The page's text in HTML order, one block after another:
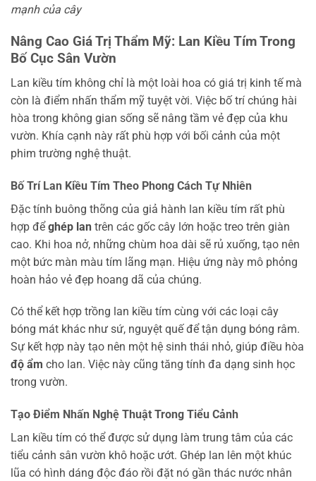
mạnh của cây
Nâng Cao Giá Trị Thẩm Mỹ: Lan Kiều Tím Trong
Bố Cục Sân Vườn
Lan kiều tím không chỉ là một loài hoa có giá trị kinh tế mà
còn là điểm nhấn thẩm mỹ tuyệt vời. Việc bố trí chúng hài
hòa trong không gian sống sẽ nâng tầm vẻ đẹp của khu
vườn. Khía cạnh này rất phù hợp với bối cảnh của một
phim trường nghệ thuật.
Bố Trí Lan Kiều Tím Theo Phong Cách Tự Nhiên
Đặc tính buông thõng của giả hành lan kiều tím rất phù
hợp đểghép lan trên các gốc cây lớn hoặc treo trên giàn
cao. Khi hoa nở, những chùm hoa dài sẽ rủ xuống, tạo nên
một bức màn màu tím lãng mạn. Hiệu ứng này mô phỏng
hoàn hảo vẻ đẹp hoang dã của chúng.
Có thể kết hợp trồng lan kiều tím cùng với các loại cây
bóng mát khác như sứ, nguyệt quế để tận dụng bóng râm.
Sự kết hợp này tạo nên một hệ sinh thái nhỏ, giúp điều hòa
độ ẩm cho lan. Việc này cũng tăng tính đa dạng sinh học
trong vườn.
Tạo Điểm Nhấn Nghệ Thuật Trong Tiểu Cảnh
Lan kiều tím có thể được sử dụng làm trung tâm của các
tiểu cảnh sân vườn khô hoặc ướt. Ghép lan lên một khúc
lũa có hình dáng độc đáo rồi đặt nó gần thác nước nhân